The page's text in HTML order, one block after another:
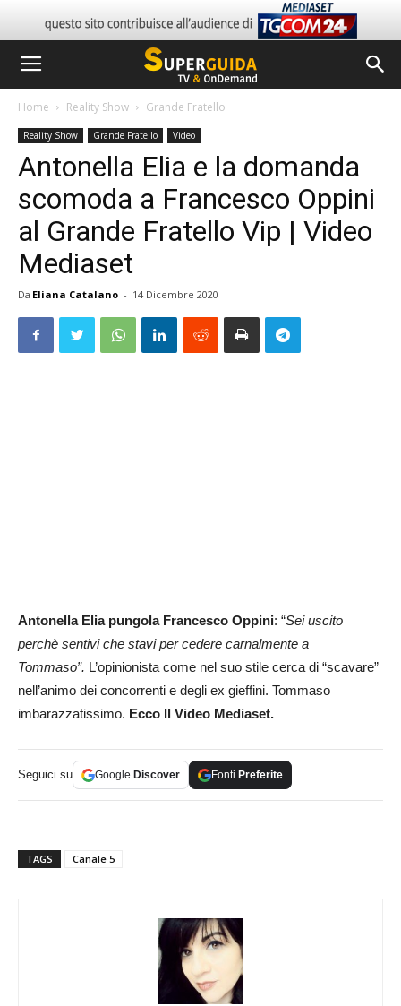
Home Reality Show Grande Fratello
Reality Show Grande Fratello Video
Antonella Elia e la domanda
scomoda a Francesco Oppini
al Grande Fratello Vip | Video
Mediaset
Da Eliana Catalano - 14 Dicembre 2020
Antonella Elia pungola Francesco Oppini: “Sei uscito
perchè sentivi che stavi per cedere carnalmente a
Tommaso”. L’opinionista come nel suo stile cerca di “scavare”
nell’animo dei concorrenti e degli ex gieffini. Tommaso
imbarazzatissimo. Ecco Il Video Mediaset.
Seguici su Google Discover Fonti Preferite
TAGS Canale 5